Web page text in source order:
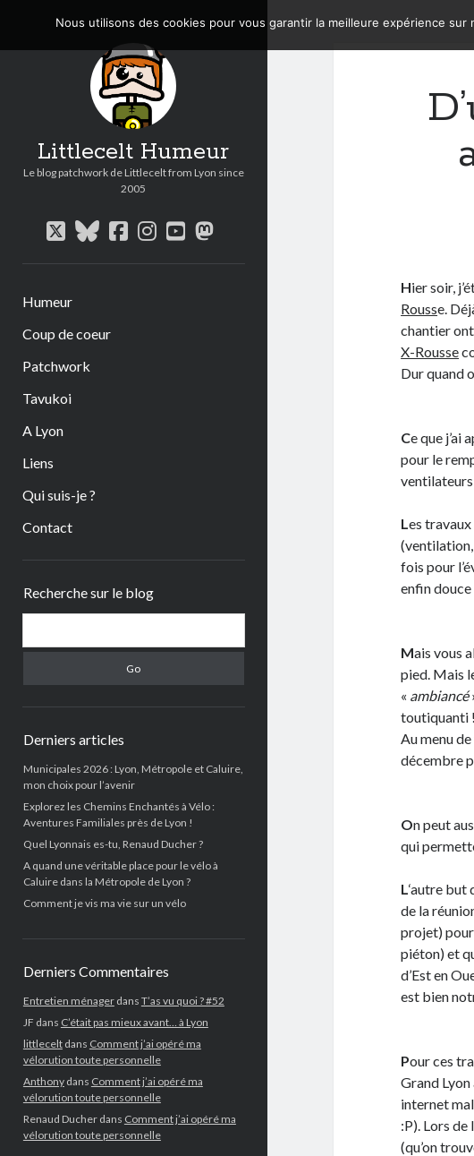
Littlecelt Humeur
Le blog patchwork de Littlecelt from Lyon since
2005
twitterbluesky
facebook
instagram
youtube
mastodon
Humeur
Coup de coeur
Patchwork
Tavukoi
A Lyon
Liens
Qui suis-je ?
Contact
Recherche sur le blog
Derniers articles
Municipales 2026 : Lyon, Métropole et Caluire,
mon choix pour l’avenir
Explorez les Chemins Enchantés à Vélo :
Aventures Familiales près de Lyon !
Quel Lyonnais es-tu, Renaud Ducher ?
A quand une véritable place pour le vélo à
Caluire dans la Métropole de Lyon ?
Comment je vis ma vie sur un vélo
Derniers Commentaires
Entretien ménagerdans T’as vu quoi ? #52
JF dans C’était pas mieux avant… à Lyon
littleceltdans Comment j’ai opéré ma
vélorution toute personnelle
Anthonydans Comment j’ai opéré ma
vélorution toute personnelle
Renaud Ducherdans Comment j’ai opéré ma
vélorution toute personnelle
Hier soir,
Rousse.
chantier
X-Rousse
Dur quand
Ce que j’ai
pour le
Les
(ventilation,
fois pour
enfin
Mais vous
pied. Mais
« ambiancé
toutiquanti
Au menu
décembre
On peut
qui
L‘autre but
de la
projet) pour
piéton) et
d’Est en
est bien
Pour ces
Grand
internet
:P). Lors
(qu’on
Nous utilisons des cookies pour vous garantir la meilleure expérience